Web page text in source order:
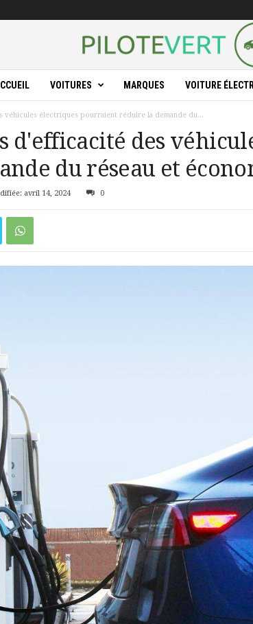
VOITURES MARQUES VOITURE
véhicules électriques pourraient réduire la demande du...
d'efficacité des
du réseau et
avril 14, 2024 0